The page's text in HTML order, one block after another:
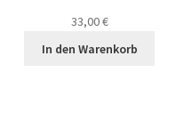
33,00€
In den Warenkorb